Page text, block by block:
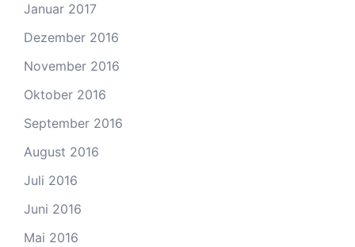
Januar 2017
Dezember 2016
November 2016
Oktober 2016
September 2016
August 2016
Juli 2016
Juni 2016
Mai 2016